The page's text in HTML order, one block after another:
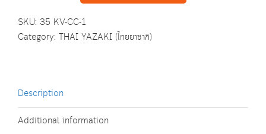
SKU: 35 KV-CC-1
Category: THAI YAZAKI (ไทยยาซากิ)
Description
Additional information